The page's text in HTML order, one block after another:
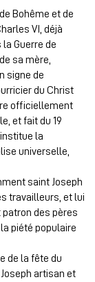
Bohême et de
VI, déjà
Guerre de
sa mère,
signe de
du Christ
officiellement
et fait du 19
la
universelle,
saint Joseph
travailleurs, et lui
des pères
piété populaire
de la fête du
artisan et